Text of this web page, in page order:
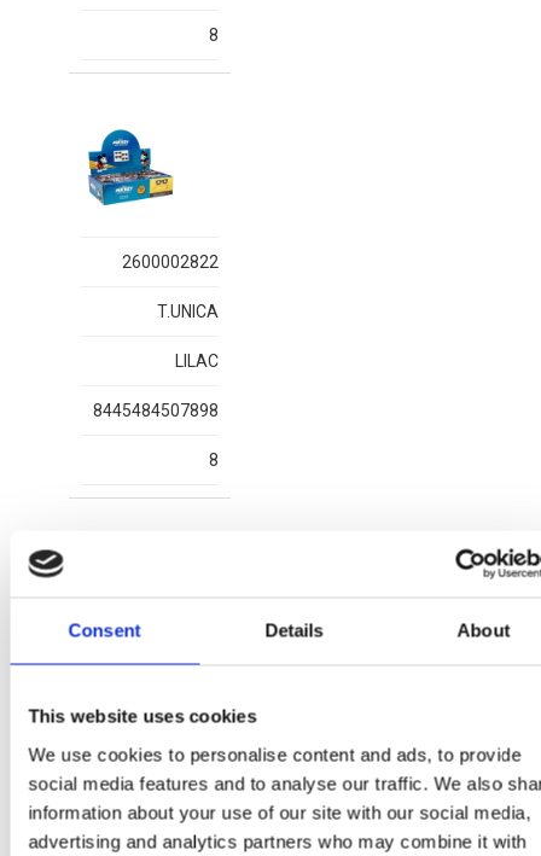
Consent Details About
This website uses cookies
We use cookies to personalise content and ads, to provide
social media features and to analyse our traffic. We also
information about your use of our site with our social media,
advertising and analytics partners who may combine it with
8
2600002822
T.UNICA
LILAC
8445484507898
8
Mais artigos MINNIE